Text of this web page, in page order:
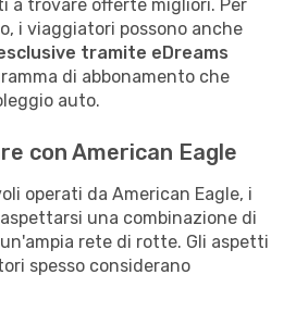
a trovare offerte migliori. Per
i viaggiatori possono anche
tramite eDreams
di abbonamento che
auto.
con American Eagle
operati da American Eagle, i
una combinazione di
rete di rotte. Gli aspetti
spesso considerano